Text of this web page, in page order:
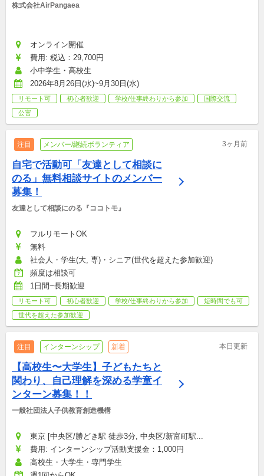
株式会社AirPangaea
オンライン開催
費用: 税込：29,700円
小中学生・高校生
2026年8月26日(水)~9月30日(水)
リモート可 初心者歓迎 学校/仕事終わりから参加
国際交流
公害
注目 メンバー/継続ボランティア 3ヶ月前
自宅で活動可「友達として相談に
のる」無料相談サイトのメンバー
募集！
友達として相談にのる『ココトモ』
フルリモートOK
無料
社会人・学生(大, 専)・シニア(世代を超えた参加歓迎)
頻度は相談可
1日間~長期歓迎
リモート可 初心者歓迎 学校/仕事終わりから参加
短時間でも可
世代を超えた参加歓迎
注目 インターンシップ 新着 本日更新
【高校生〜大学生】子どもたちと
関わり、自己理解を深める学童イ
ンターン募集！！
一般社団法人子供教育創造機構
東京 [中央区/勝どき駅 徒歩3分, 中央区/新富町駅...
費用: インターンシップ活動支援金：1,000円
高校生・大学生・専門学生